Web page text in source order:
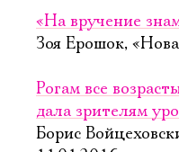
«На вручение
Зоя Ерошок,
Рогам все
дала зрителям
Борис